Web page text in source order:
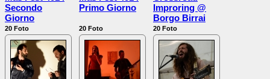
Secondo
Giorno
20 Foto
Primo Giorno
20 Foto
Improring @
Borgo Birrai
20 Foto